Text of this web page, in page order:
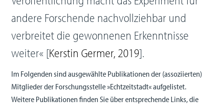
andere Forschende nachvollziehbar und
verbreitet die gewonnenen Erkenntnisse
weiter« [Kerstin Germer, 2019].
Im Folgenden sind ausgewählte Publikationen der (assoziierten)
Mitglieder der Forschungsstelle »Echtzeitstadt« aufgelistet.
Weitere Publikationen finden Sie über entsprechende Links, die